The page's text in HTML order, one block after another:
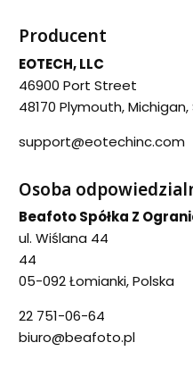
Producent
EOTECH, LLC
46900 Port Street
48170 Plymouth,
support@eotechinc.com
Osoba
Beafoto Spółka Z
ul. Wiślana 44
44
05-092 Łomianki, Polska
22 751-06-64
biuro@beafoto.pl